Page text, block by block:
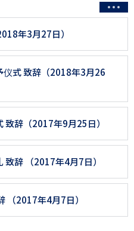
年3月27日）
式 致辞（2018年3月26
辞（2017年9月25日）
辞 （2017年4月7日）
（2017年4月7日）